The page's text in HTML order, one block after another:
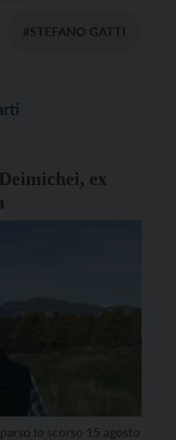
#STEFANO GATTI
ex
lo scorso 15 agosto